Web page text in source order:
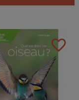
favorite_border